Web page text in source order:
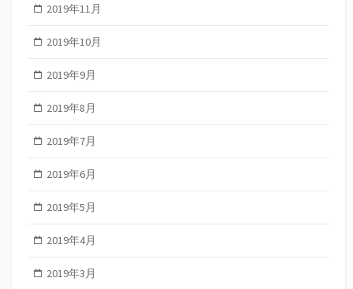
2019年11月
2019年10月
2019年9月
2019年8月
2019年7月
2019年6月
2019年5月
2019年4月
2019年3月